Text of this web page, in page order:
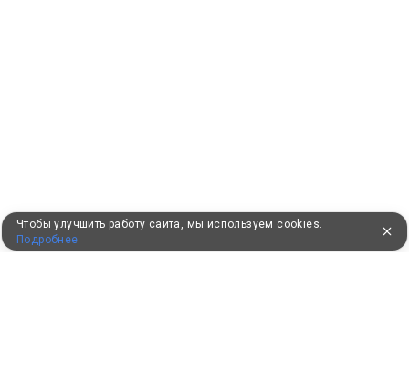
Чтобы улучшить работу сайта, мы используем cookies.
Подробнее